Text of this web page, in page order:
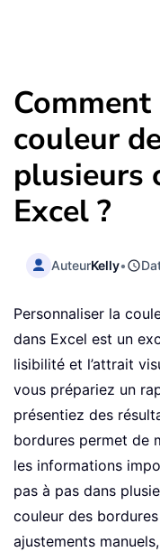
couleur
plusieurs
Excel ?
AuteurKelly•
Personnaliser la
dans Excel est un
lisibilité et l’attrait
vous prépariez un
présentiez des
bordures permet de
les informations
pas à pas dans
couleur des
ajustements